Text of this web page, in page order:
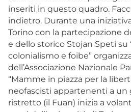
inseriti in questo quadro.
indietro. Durante una
Torino con la partecipazione
e dello storico Stojan Speti su
colonialismo e foibe”
dell’Associazione Nazionale
“Mamme in piazza per la
neofascisti appartenenti a
ristretto (il Fuan) inizia a